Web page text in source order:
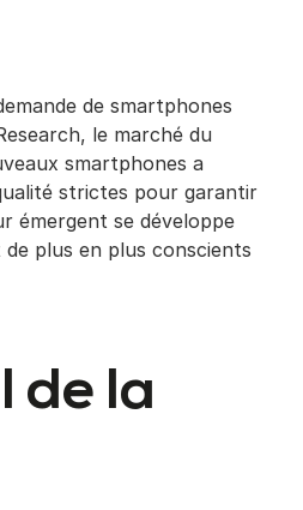
de smartphones
le marché du
smartphones a
strictes pour garantir
émergent se développe
plus en plus conscients
de la